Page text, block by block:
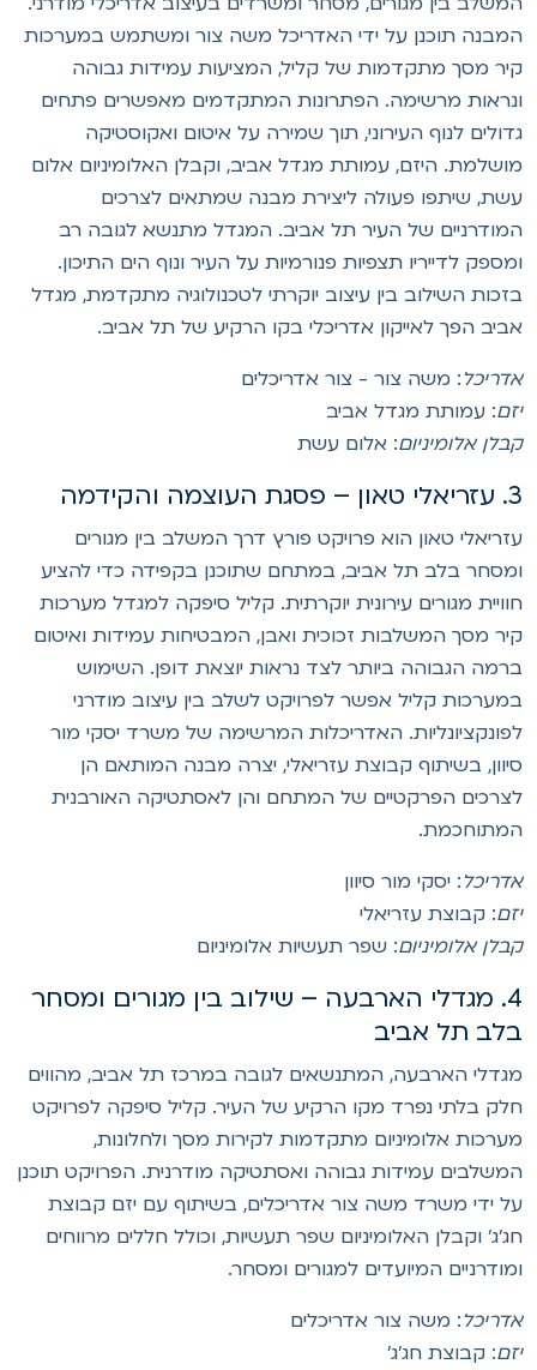
תוכנן על ידי האדריכל משה צור ומשתמש במערכות
מסך מתקדמות של קליל, המציעות עמידות גבוהה
מרשימה. הפתרונות המתקדמים מאפשרים פתחים
לנוף העירוני, תוך שמירה על איטום ואקוסטיקה
היזם, עמותת מגדל אביב, וקבלן האלומיניום אלום
שיתפו פעולה ליצירת מבנה שמתאים לצרכים
של העיר תל אביב. המגדל מתנשא לגובה רב
לדייריו תצפיות פנורמיות על העיר ונוף הים התיכון.
השילוב בין עיצוב יוקרתי לטכנולוגיה מתקדמת, מגדל
הפך לאייקון אדריכלי בקו הרקיע של תל אביב.
: משה צור - צור אדריכלים
: עמותת מגדל אביב
אלומיניום: אלום עשת
טאון הוא פרויקט פורץ דרך המשלב בין מגורים
בלב תל אביב, במתחם שתוכנן בקפידה כדי להציע
מגורים עירונית יוקרתית. קליל סיפקה למגדל מערכות
מסך המשלבות זכוכית ואבן, המבטיחות עמידות ואיטום
הגבוהה ביותר לצד נראות יוצאת דופן. השימוש
קליל אפשר לפרויקט לשלב בין עיצוב מודרני
האדריכלות המרשימה של משרד יסקי מור
בשיתוף קבוצת עזריאלי, יצרה מבנה המותאם הן
הפרקטיים של המתחם והן לאסתטיקה האורבנית
: יסקי מור סיוון
: קבוצת עזריאלי
אלומיניום: שפר תעשיות אלומיניום
4. מגדלי הארבעה – שילוב בין מגורים ומסחר
תל אביב
הארבעה, המתנשאים לגובה במרכז תל אביב, מהווים
בלתי נפרד מקו הרקיע של העיר. קליל סיפקה לפרויקט
אלומיניום מתקדמות לקירות מסך ולחלונות,
עמידות גבוהה ואסתטיקה מודרנית. הפרויקט תוכנן
ידי משרד משה צור אדריכלים, בשיתוף עם יזם קבוצת
וקבלן האלומיניום שפר תעשיות, וכולל חללים מרווחים
המיועדים למגורים ומסחר.
: משה צור אדריכלים
: קבוצת חג'ג'